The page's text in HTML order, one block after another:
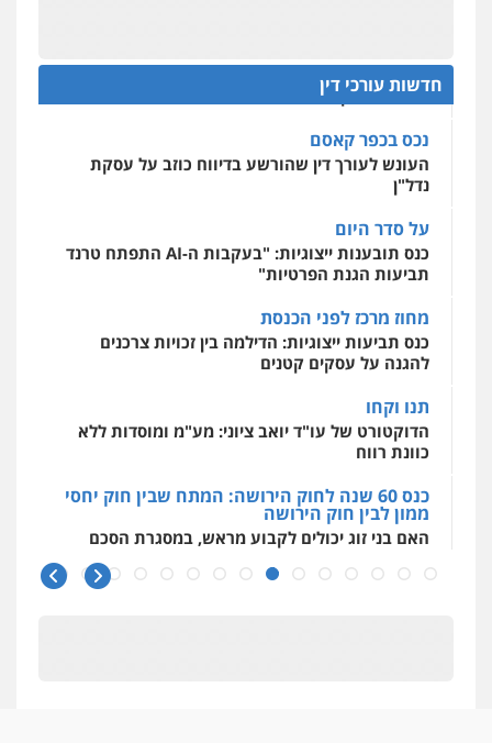
אחסון אתרים
מהירות
מקצועיים לעורכי דין
אסירים עבירות מין שירותים מקצועיים
לעורכי דין
חדשות עורכי דין
מאסר בפועל לעו"ד שעקץ שני מיליון שקל על דירה
ששייכת ללקוחותיו
נכס בכפר קאסם
העונש לעורך דין שהורשע בדיווח כוזב על עסקת
נדל"ן
על סדר היום
כנס תובענות ייצוגיות: "בעקבות ה-AI התפתח טרנד
תביעות הגנת הפרטיות"
מחוז מרכז לפני הכנסת
כנס תביעות ייצוגיות: הדילמה בין זכויות צרכנים
להגנה על עסקים קטנים
תנו וקחו
הדוקטורט של עו"ד יואב ציוני: מע"מ ומוסדות ללא
כוונת רווח
כנס 60 שנה לחוק הירושה: המתח שבין חוק יחסי
ממון לבין חוק הירושה
האם בני זוג יכולים לקבוע מראש, במסגרת הסכם